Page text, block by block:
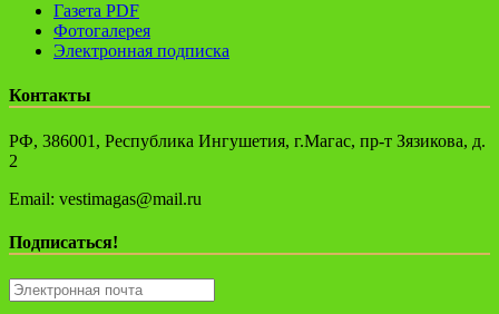
Газета PDF
Фотогалерея
Электронная подписка
Контакты
РФ, 386001, Республика Ингушетия, г.Магас, пр-т Зязикова, д.
2
Email: vestimagas@mail.ru
Подписаться!